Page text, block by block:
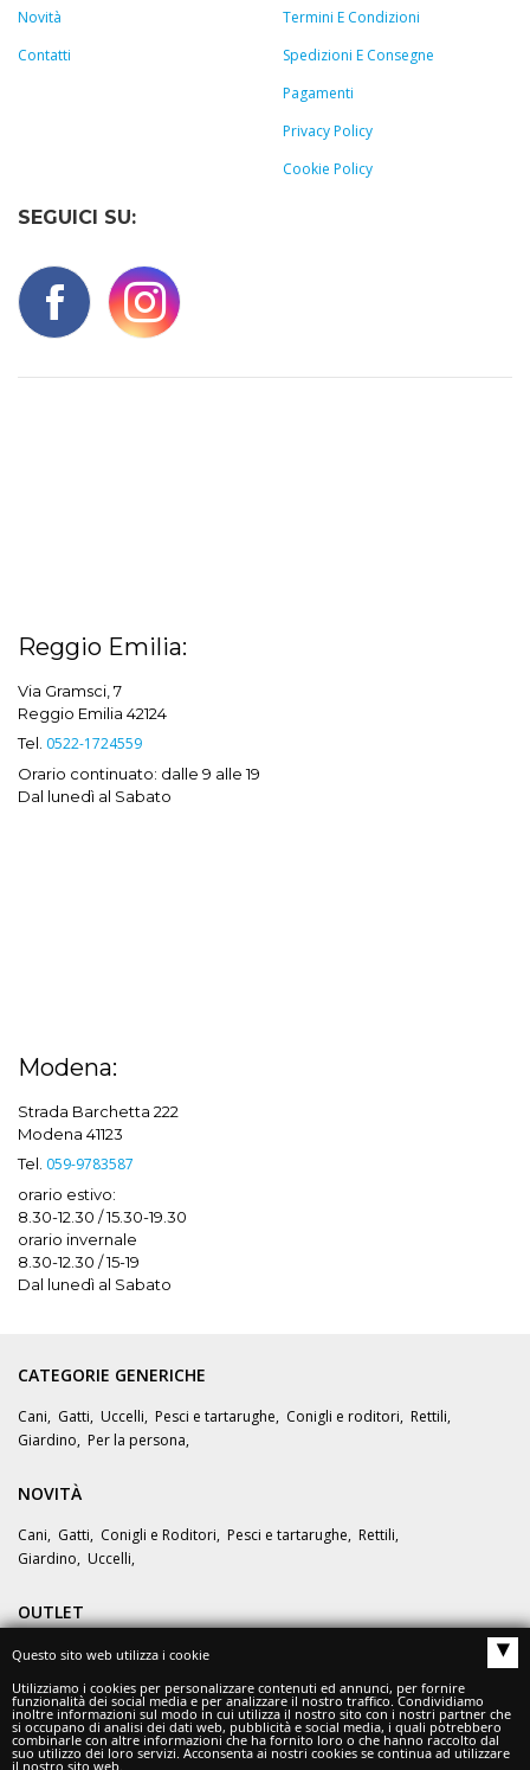
Novità
Contatti
Termini E Condizioni
Spedizioni E Consegne
Pagamenti
Privacy Policy
Cookie Policy
SEGUICI SU:
Reggio Emilia:
Via Gramsci, 7
Reggio Emilia 42124
Tel. 0522-1724559
Orario continuato: dalle 9 alle 19
Dal lunedì al Sabato
Modena:
Strada Barchetta 222
Modena 41123
Tel. 059-9783587
orario estivo:
8.30-12.30 / 15.30-19.30
orario invernale
8.30-12.30 / 15-19
Dal lunedì al Sabato
CATEGORIE GENERICHE
Cani, Gatti, Uccelli, Pesci e tartarughe, Conigli e roditori, Rettili,
Giardino, Per la persona,
NOVITÀ
Cani, Gatti, Conigli e Roditori, Pesci e tartarughe, Rettili,
Giardino, Uccelli,
OUTLET
OFFERTE
Questo sito web utilizza i cookie ▴
Utilizziamo i cookies per personalizzare contenuti ed annunci, per fornire
funzionalità dei social media e per analizzare il nostro traffico. Condividiamo
inoltre informazioni sul modo in cui utilizza il nostro sito con i nostri partner che
si occupano di analisi dei dati web, pubblicità e social media, i quali potrebbero
combinarle con altre informazioni che ha fornito loro o che hanno raccolto dal
suo utilizzo dei loro servizi. Acconsenta ai nostri cookies se continua ad utilizzare
il nostro sito web.